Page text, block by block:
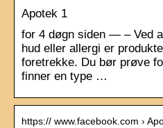
Apotek 1
for 4 døgn siden — – Ved
hud eller allergi er
foretrekke. Du bør prøve
finner en type …
https:// www.facebook.com ›